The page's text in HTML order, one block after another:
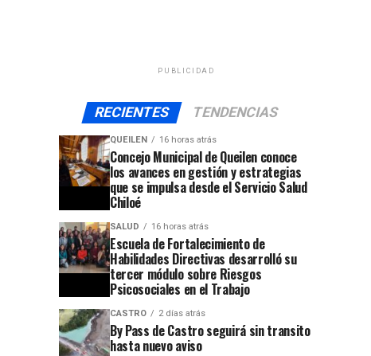
PUBLICIDAD
RECIENTES TENDENCIAS
QUEILEN 16 horas atrás
Concejo Municipal de Queilen conoce
los avances en gestión y estrategias
que se impulsa desde el Servicio Salud
Chiloé
SALUD 16 horas atrás
Escuela de Fortalecimiento de
Habilidades Directivas desarrolló su
tercer módulo sobre Riesgos
Psicosociales en el Trabajo
CASTRO 2 días atrás
By Pass de Castro seguirá sin transito
hasta nuevo aviso